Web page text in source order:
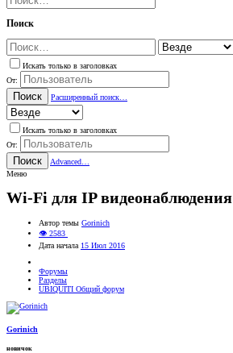
Поиск
Искать только в заголовках
От:
Поиск Расширенный поиск…
Искать только в заголовках
От:
Поиск
Advanced…
Меню
Wi-Fi для IP видеонаблюдения
Автор темы Gorinich
👁 2583
Дата начала 15 Июл 2016
Форумы
Разделы
UBIQUITI Общий форум
Gorinich
новичок